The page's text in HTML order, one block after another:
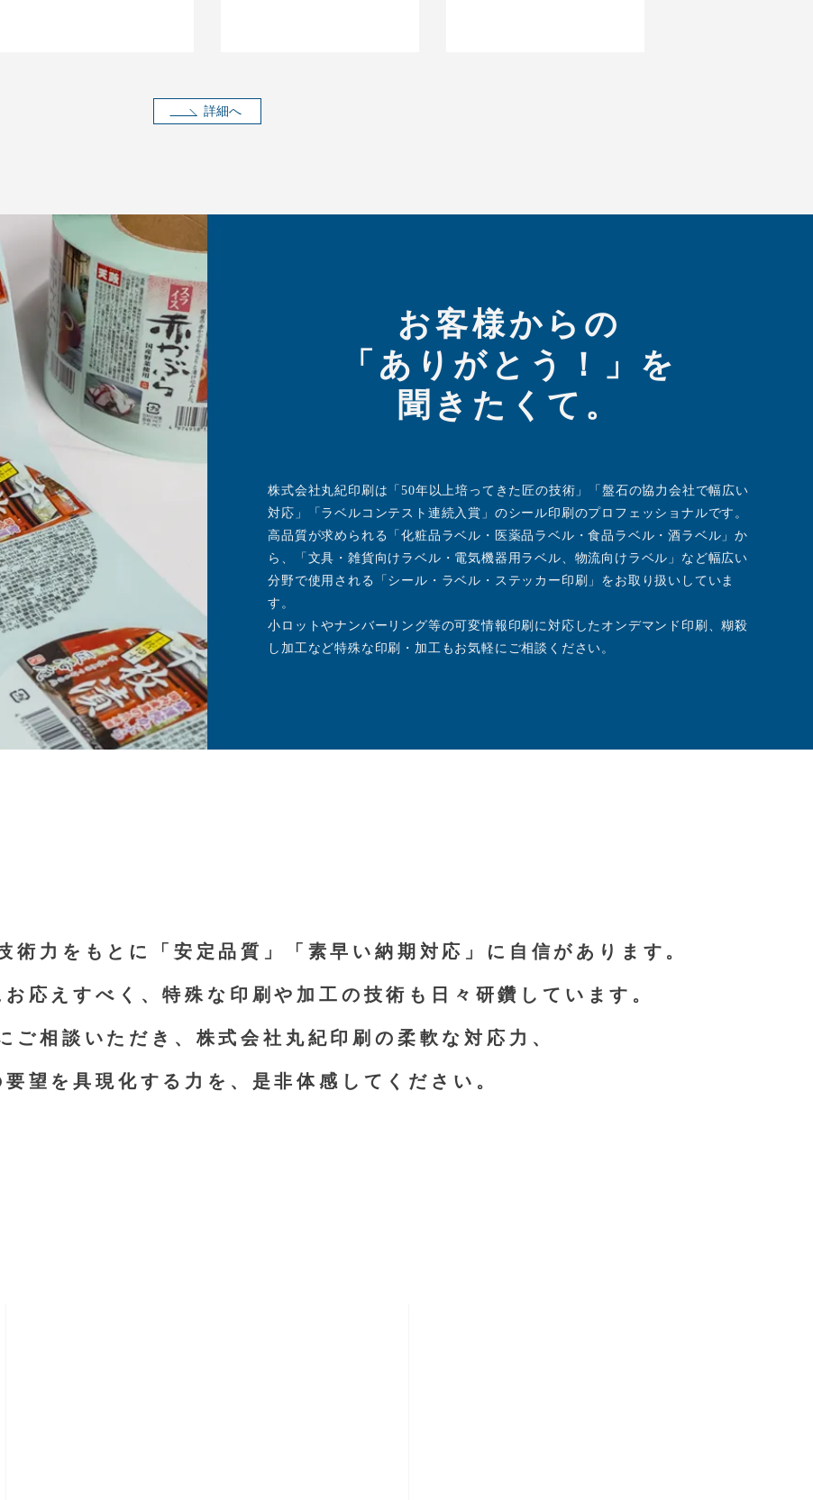
詳細へ
お客様からの
「ありがとう！」を
聞きたくて。
株式会社丸紀印刷は「50年以上培ってきた匠の技術」「盤石の協力会社で幅広い
対応」「ラベルコンテスト連続入賞」のシール印刷のプロフェッショナルです。
高品質が求められる「化粧品ラベル・医薬品ラベル・食品ラベル・酒ラベル」か
ら、「文具・雑貨向けラベル・電気機器用ラベル、物流向けラベル」など幅広い
分野で使用される「シール・ラベル・ステッカー印刷」をお取り扱いしていま
す。
小ロットやナンバーリング等の可変情報印刷に対応したオンデマンド印刷、糊殺
し加工など特殊な印刷・加工もお気軽にご相談ください。
術力をもとに「安定品質」「素早い納期対応」に自信があります。
応えすべく、特殊な印刷や加工の技術も日々研鑽しています。
ご相談いただき、株式会社丸紀印刷の柔軟な対応力、
要望を具現化する力を、是非体感してください。